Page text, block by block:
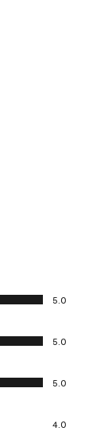
5.0
5.0
5.0
4.0